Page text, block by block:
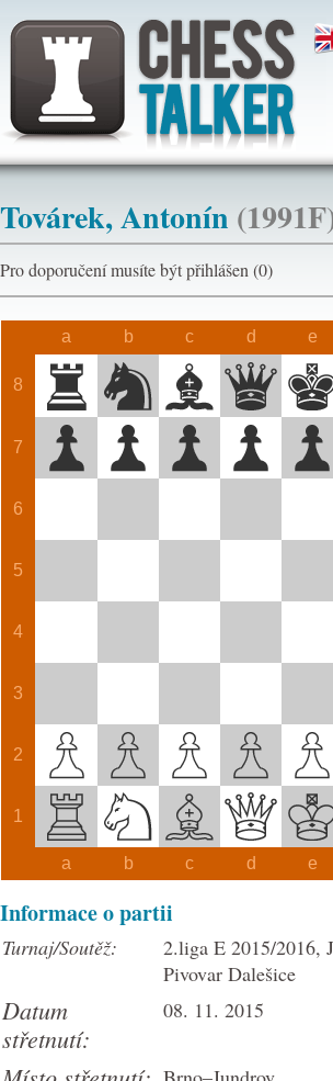
Továrek, Antonín
Pro doporučení musíte být přihlášen (0)
a b c d e
8
7
6
5
4
3
2
1
a b c d e
Informace o partii
Turnaj/Soutěž:
2.liga E 2015/2016,
Pivovar Dalešice
Datum
střetnutí:
08. 11. 2015